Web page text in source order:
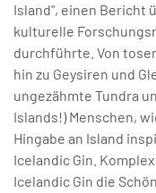
Island", einen Bericht
kulturelle
durchführte. Von
hin zu Geysiren und
ungezähmte Tundra
Islands!) Menschen,
Hingabe an Island
Icelandic Gin.
Icelandic Gin die